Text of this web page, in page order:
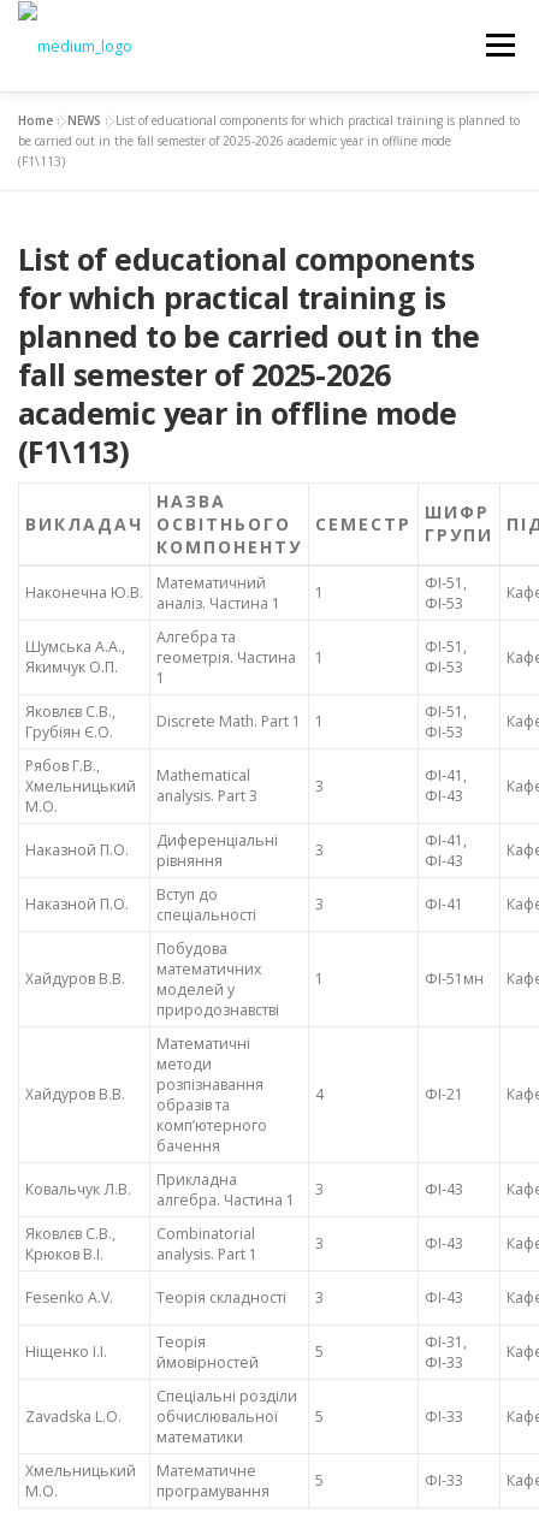
Меню
NEWS EDUCATION SCIENCE
Home »NEWS »List of educational components for which practical training is planned to
be carried out in the fall semester of 2025-2026 academic year in offline mode
(F1\113)
List of educational components
for which practical training is
planned to be carried out in the
fall semester of 2025-2026
academic year in offline mode
(F1\113)
ВИКЛАДАЧ
НАЗВА
ОСВІТНЬОГО
КОМПОНЕНТУ
СЕМЕСТР
ШИФР
ГРУПИ
Наконечна Ю.В.
Математичний
аналіз. Частина 1
1
ФІ-51,
ФІ-53
Шумська А.А.,
Якимчук О.П.
Алгебра та
геометрія. Частина
1
1
ФІ-51,
ФІ-53
Яковлєв С.В.,
Грубіян Є.О.
Discrete Math. Part 1 1
ФІ-51,
ФІ-53
Рябов Г.В.,
Хмельницький
М.О.
Mathematical
analysis. Part 3
3
ФІ-41,
ФІ-43
Наказной П.О.
Диференціальні
рівняння
3
ФІ-41,
ФІ-43
Наказной П.О.
Вступ до
спеціальності
3 ФІ-41
Хайдуров В.В.
Побудова
математичних
моделей у
природознавстві
1 ФІ-51мн
Хайдуров В.В.
Математичні
методи
розпізнавання
образів та
комп’ютерного
бачення
4 ФІ-21
Ковальчук Л.В.
Прикладна
алгебра. Частина 1
3 ФІ-43
Яковлєв С.В.,
Крюков В.І.
Combinatorial
analysis. Part 1
3 ФІ-43
Fesenko A.V. Теорія складності 3 ФІ-43
Ніщенко І.І.
Теорія
ймовірностей
5
ФІ-31,
ФІ-33
Zavadska L.O.
Спеціальні розділи
обчислювальної
математики
5 ФІ-33
Хмельницький
М.О.
Математичне
програмування
5 ФІ-33